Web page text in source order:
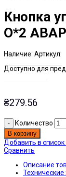
Кнопка
О*2
Наличие: Артикул:
Доступно для
₴279.56
Количество
В корзину
Добавить в
Сравнить
Описание
Технические